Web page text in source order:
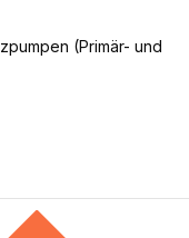
(Primär- und